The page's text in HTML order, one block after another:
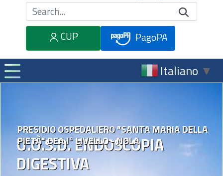
Cerca nel sito
CUP
PagoPA
Italiano ▼
U.O.S.D. ENDOSCOPIA
DIGESTIVA
PRESIDIO OSPEDALIERO "SANTA MARIA DELLA
PIETÀ" DEA I° LIVELLO - NOLA